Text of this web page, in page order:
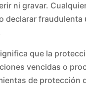
ni gravar.
declarar fraudulenta
que la
vencidas o
de protección